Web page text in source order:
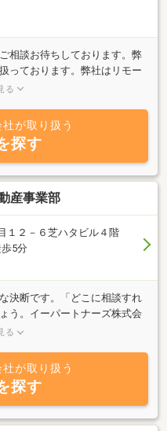
相談お待ちしております。弊
っております。弊社はリモー
る会社です。お問い合わせの
る
が取り扱う
探す
産事業部
１２－６芝ハタビル４階
5分
決断です。「どこに相談すれ
う。イーパートナーズ株式会
収益物件まで、幅広く対応す
件情報と経験豊かなスタッフ
ての方も安心してご相談いた
サポートします。信頼できる
取引を実現。大切な住まい
売却できる環境を提供しま
る
が取り扱う
探す